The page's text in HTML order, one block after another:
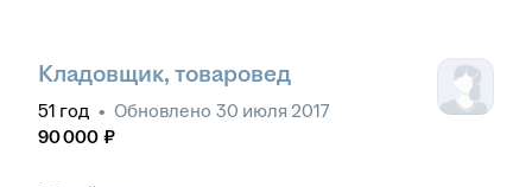
Кладовщик, товаровед
51 год • Обновлено 30 июля 2017
90 000 ₽